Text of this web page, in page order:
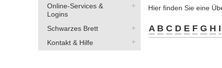
Online-Services &
Logins
Schwarzes Brett
Kontakt & Hilfe
Hier finden Sie eine
A B C D E F G H I